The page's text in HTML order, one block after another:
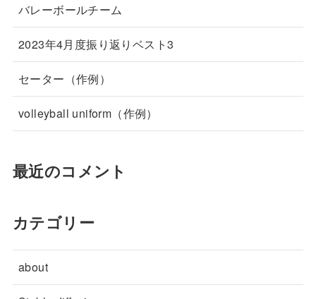
バレーボールチーム
2023年4月度振り返りベスト3
セーター（作例）
volleyball uniform（作例）
最近のコメント
カテゴリー
about